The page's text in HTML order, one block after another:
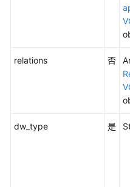
管
主
relations 否
dw_type 是